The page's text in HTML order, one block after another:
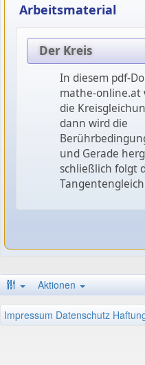
Arbeitsmaterial
Der Kreis
In diesem pdf-
mathe-online.at
die
dann wird die
und Gerade
schließlich folgt
Aktionen
Impressum Datenschutz